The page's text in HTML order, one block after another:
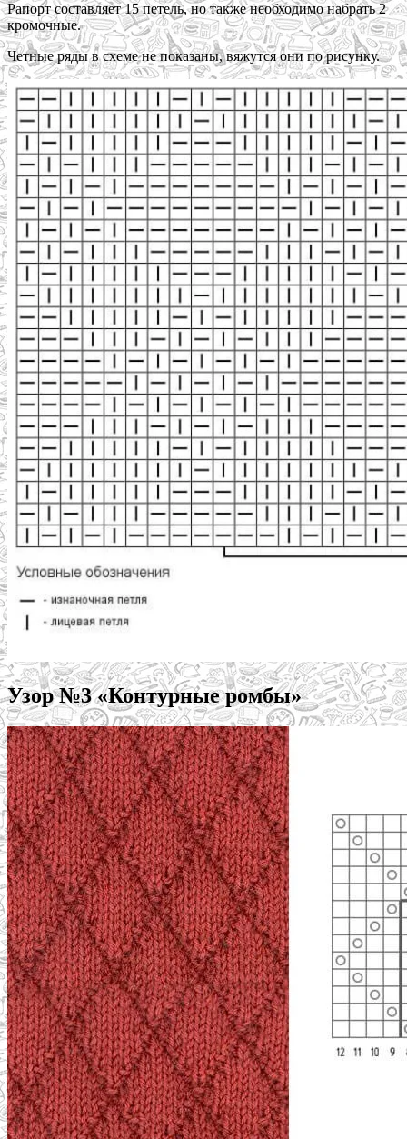
Рапорт составляет 15 петель, но также необходимо набрать 2
кромочные.
Четные ряды в схеме не показаны, вяжутся они по рисунку.
Узор №3 «Контурные ромбы»